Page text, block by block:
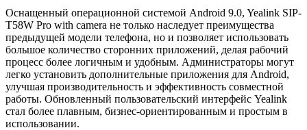
Оснащенный операционной системой Android 9.0, Yealink SIP-
T58W Pro with camera не только наследует преимущества
предыдущей модели телефона, но и позволяет использовать
большое количество сторонних приложений, делая рабочий
процесс более логичным и удобным. Администраторы могут
легко установить дополнительные приложения для Android,
улучшая производительность и эффективность совместной
работы. Обновленный пользовательский интерфейс Yealink
стал более плавным, бизнес-ориентированным и простым в
использовании.